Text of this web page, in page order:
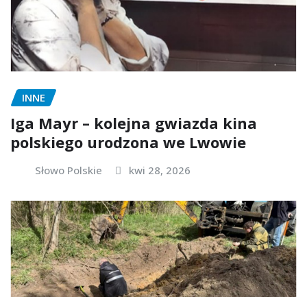
INNE
Iga Mayr – kolejna gwiazda kina
polskiego urodzona we Lwowie
Słowo Polskie kwi 28, 2026